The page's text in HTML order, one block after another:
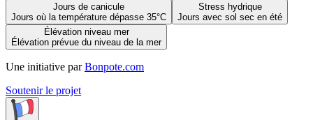
Jours de canicule
Jours où la température dépasse 35°C
Stress hydrique
Jours avec sol sec en été
Élévation niveau mer
Élévation prévue du niveau de la mer
Une initiative par Bonpote.com
Soutenir le projet